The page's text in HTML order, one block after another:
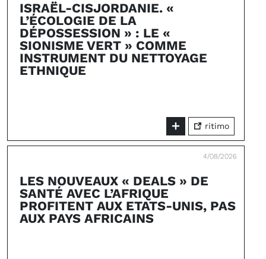
ISRAËL-CISJORDANIE. «
L’ÉCOLOGIE DE LA
DÉPOSSESSION » : LE «
SIONISME VERT » COMME
INSTRUMENT DU NETTOYAGE
ETHNIQUE
ritimo
4/08/2026
LES NOUVEAUX « DEALS » DE
SANTÉ AVEC L’AFRIQUE
PROFITENT AUX ETATS-UNIS, PAS
AUX PAYS AFRICAINS